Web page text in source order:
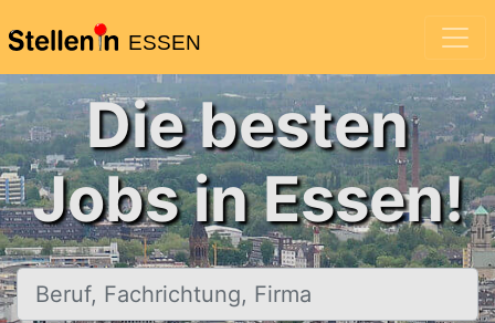
ESSEN
Die besten
Jobs in Essen!
Beruf, Fachrichtung, Firma